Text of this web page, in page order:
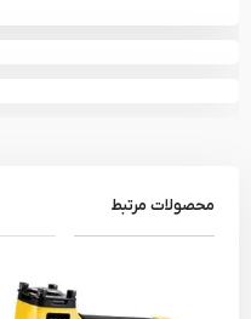
محصولات مرتبط